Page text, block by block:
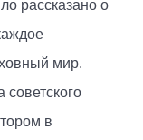
рассказано о
мир.
советского
в